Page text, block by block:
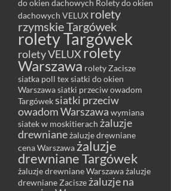
do okien dachowych Rolety do okien
dachowych VELUX rolety
rzymskie Targówek
rolety Targówek
rolety VELUX rolety
Warszawa rolety Zacisze
siatka poll tex siatki do okien
Warszawa siatki przeciw owadom
Targówek siatki przeciw
owadom Warszawa wymiana
siatek w moskitierach żaluzje
drewniane żaluzje drewniane
cena Warszawa żaluzje
drewniane Targówek
żaluzje drewniane Warszawa żaluzje
drewniane Zacisze żaluzje na